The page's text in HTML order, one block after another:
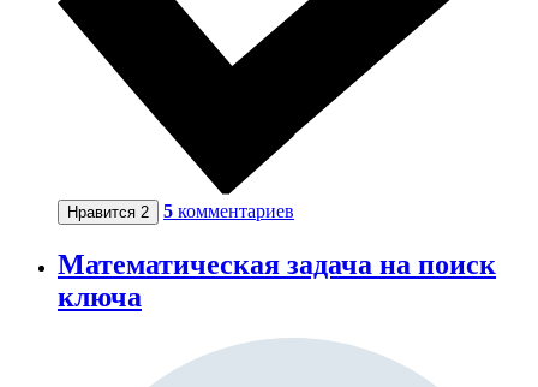
Нравится 2 5 комментариев
Математическая задача на поиск
ключа